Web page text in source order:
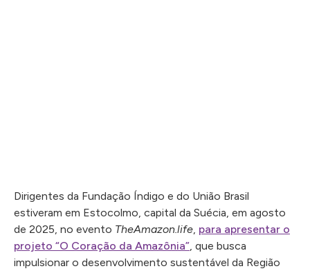
Dirigentes da Fundação Índigo e do União Brasil
estiveram em Estocolmo, capital da Suécia, em agosto
de 2025, no evento TheAmazon.life, para apresentar o
projeto “O Coração da Amazônia”, que busca
impulsionar o desenvolvimento sustentável da Região